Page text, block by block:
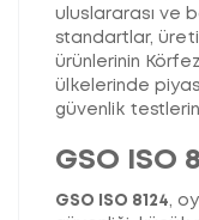
uluslararası ve
standartlar,
ürünlerinin
ülkelerinde
güvenlik
GSO ISO
GSO ISO 8124,